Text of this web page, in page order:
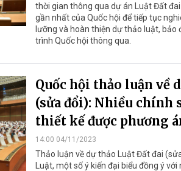
thời gian thông qua dự án Luật Đất
gần nhất của Quốc hội để tiếp tục
lưỡng và hoàn thiện dự thảo luật,
trình Quốc hội thông qua.
Quốc hội thảo luận về
(sửa đổi): Nhiều chính
thiết kế được phương
14:00 04/11/2023
Thảo luận về dự thảo Luật Đất đai
Luật, một số ý kiến đại biểu đồng ý